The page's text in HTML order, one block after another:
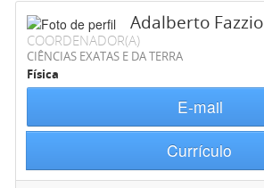
Adalberto Fazzio
COORDENADOR(A)
CIÊNCIAS EXATAS E DA TERRA
Física
E-mail
Currículo